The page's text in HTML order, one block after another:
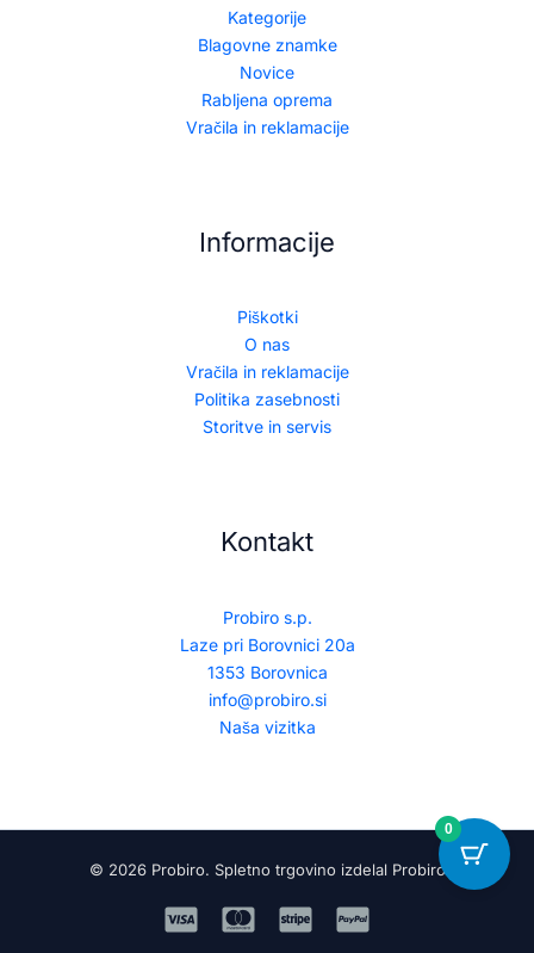
Kategorije
Blagovne znamke
Novice
Rabljena oprema
Vračila in reklamacije
Informacije
Piškotki
O nas
Vračila in reklamacije
Politika zasebnosti
Storitve in servis
Kontakt
Probiro s.p.
Laze pri Borovnici 20a
1353 Borovnica
info@probiro.si
Naša vizitka
© 2026 Probiro. Spletno trgovino izdelal Probiro
0